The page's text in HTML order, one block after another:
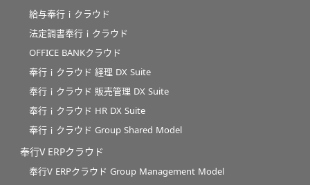
給与奉行ｉクラウド
法定調書奉行ｉクラウド
OFFICE BANKクラウド
奉行ｉクラウド 経理 DX Suite
奉行ｉクラウド 販売管理 DX Suite
奉行ｉクラウド HR DX Suite
奉行ｉクラウド Group Shared Model
奉行V ERPクラウド
奉行V ERPクラウド Group Management Model